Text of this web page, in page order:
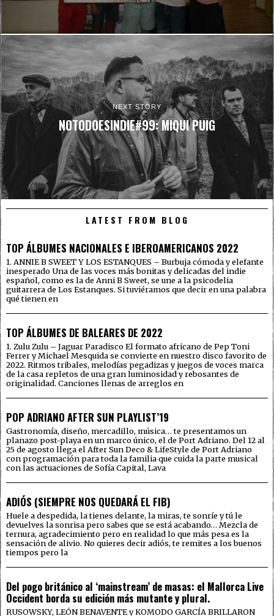
NEXT STORY
NOTODOESINDIE#99: MIQUI PUIG
LATEST FROM BLOG
TOP ÁLBUMES NACIONALES E IBEROAMERICANOS 2022
1. ANNIE B SWEET Y LOS ESTANQUES – Burbuja cómoda y elefante
inesperado Una de las voces más bonitas y delicadas del indie
español, como es la de Anni B Sweet, se une a la psicodelia
guitarrera de Los Estanques. Si tuviéramos que decir en una palabra
qué tienen en
TOP ÁLBUMES DE BALEARES DE 2022
1. Zulu Zulu – Jaguar Paradisco El formato africano de Pep Toni
Ferrer y Michael Mesquida se convierte en nuestro disco favorito de
2022. Ritmos tribales, melodías pegadizas y juegos de voces marca
de la casa repletos de una gran luminosidad y rebosantes de
originalidad. Canciones llenas de arreglos en
POP ADRIANO AFTER SUN PLAYLIST’19
Gastronomía, diseño, mercadillo, música… te presentamos un
planazo post-playa en un marco único, el de Port Adriano. Del 12 al
25 de agosto llega el After Sun Deco & LifeStyle de Port Adriano
con programación para toda la familia que cuida la parte musical
con las actuaciones de Sofía Capital, Lava
ADIÓS (SIEMPRE NOS QUEDARÁ EL FIB)
Huele a despedida, la tienes delante, la miras, te sonríe y tú le
devuelves la sonrisa pero sabes que se está acabando… Mezcla de
ternura, agradecimiento pero en realidad lo que más pesa es la
sensación de alivio. No quieres decir adiós, te remites a los buenos
tiempos pero la
Del pogo británico al ‘mainstream’ de masas: el Mallorca Live
Occident borda su edición más mutante y plural.
RUSOWSKY, LEÓN BENAVENTE y KOMODO GARCÍA BRILLARON